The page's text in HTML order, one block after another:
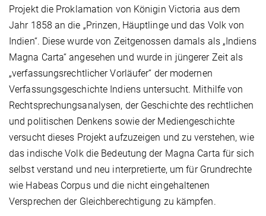
Projekt die Proklamation von Königin Victoria aus dem
Jahr 1858 an die „Prinzen, Häuptlinge und das Volk von
Indien“. Diese wurde von Zeitgenossen damals als „Indiens
Magna Carta“ angesehen und wurde in jüngerer Zeit als
„verfassungsrechtlicher Vorläufer“ der modernen
Verfassungsgeschichte Indiens untersucht. Mithilfe von
Rechtsprechungsanalysen, der Geschichte des rechtlichen
und politischen Denkens sowie der Mediengeschichte
versucht dieses Projekt aufzuzeigen und zu verstehen, wie
das indische Volk die Bedeutung der Magna Carta für sich
selbst verstand und neu interpretierte, um für Grundrechte
wie Habeas Corpus und die nicht eingehaltenen
Versprechen der Gleichberechtigung zu kämpfen.